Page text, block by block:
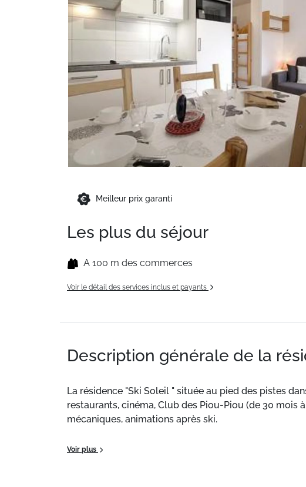
Meilleur prix garanti
Les plus du séjour
A 100 m des commerces
Voir le détail des services inclus et payants
Description générale de la
La résidence "Ski Soleil " située au pied des pistes
restaurants, cinéma, Club des Piou-Piou (de 30 mois
mécaniques, animations après ski.
Ce logement de 23m² bénéficie d'une cuisine toute
Voir plus